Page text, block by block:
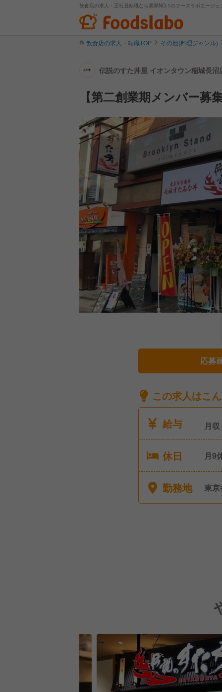
飲食店の求人・正社員転職なら業界NO.1のフーズラボエージェ
飲食店の求人・転職TOP その他(料理ジャンル)
伝説のすた丼屋 イオンタウン稲城長
【第二創業期メンバー
応募
この求人はこ
給与
月収
休日
月9
勤務地 東